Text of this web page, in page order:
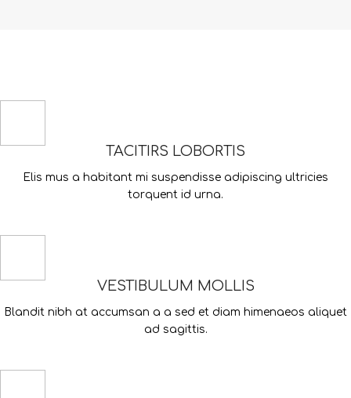
TACITIRS LOBORTIS
Elis mus a habitant mi suspendisse adipiscing ultricies
torquent id urna.
VESTIBULUM MOLLIS
Blandit nibh at accumsan a a sed et diam himenaeos aliquet
ad sagittis.